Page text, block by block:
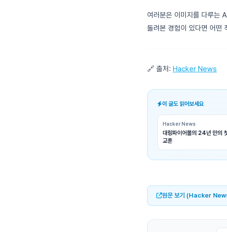
여러분은 이미지를 다루는
돌려본 경험이 있다면 어떤
🔗 출처: Hacker News
이 글도 읽어보세요
Hacker News
대링파이어볼의 24년 만의
교훈
원문 보기 (Hacker